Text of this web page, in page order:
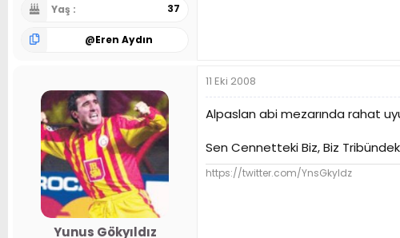
Yaş 37
@Eren Aydın
Yunus Gökyıldız
11 Eki 2008
Alpaslan abi mezarında rahat uyu
Sen Cennetteki Biz, Biz
https://twitter.com/YnsGkyldz